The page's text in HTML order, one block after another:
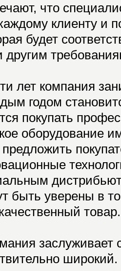
что
клиенту и
будет
другим
лет компания
годом
покупать
оборудование
быть уверены в
товар.
заслуживает